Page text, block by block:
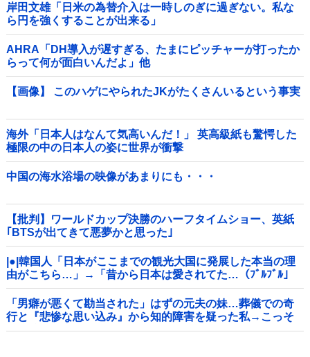
岸田文雄「日米の為替介入は一時しのぎに過ぎない。私な
ら円を強くすることが出来る」
AHRA「DH導入が遅すぎる、たまにピッチャーが打ったか
らって何が面白いんだよ」他
【画像】 このハゲにやられたJKがたくさんいるという事実
海外「日本人はなんて気高いんだ！」 英高級紙も驚愕した
極限の中の日本人の姿に世界が衝撃
中国の海水浴場の映像があまりにも・・・
【批判】ワールドカップ決勝のハーフタイムショー、英紙
｢BTSが出てきて悪夢かと思った｣
|●|韓国人「日本がここまでの観光大国に発展した本当の理
由がこちら…」→「昔から日本は愛されてた…（ﾌﾞﾙﾌﾞﾙ」
＝韓国の反応
「男癖が悪くて勘当された」はずの元夫の妹…葬儀での奇
行と『悲惨な思い込み』から知的障害を疑った私→こっそ
り病院へ誘導し行政保護させた話